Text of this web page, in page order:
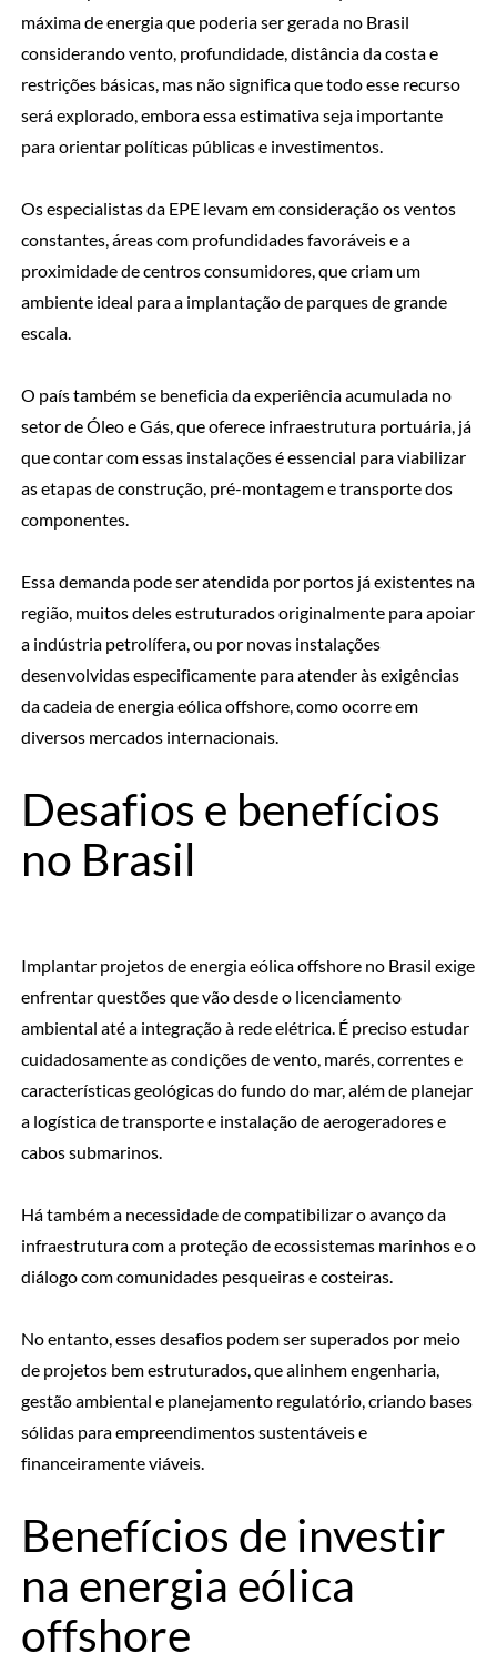
máxima de energia que poderia ser gerada no Brasil
considerando vento, profundidade, distância da costa e
restrições básicas, mas não significa que todo esse recurso
será explorado, embora essa estimativa seja importante
para orientar políticas públicas e investimentos.
Os especialistas da EPE levam em consideração os ventos
constantes, áreas com profundidades favoráveis e a
proximidade de centros consumidores, que criam um
ambiente ideal para a implantação de parques de grande
escala.
O país também se beneficia da experiência acumulada no
setor de Óleo e Gás, que oferece infraestrutura portuária, já
que contar com essas instalações é essencial para viabilizar
as etapas de construção, pré-montagem e transporte dos
componentes.
Essa demanda pode ser atendida por portos já existentes na
região, muitos deles estruturados originalmente para apoiar
a indústria petrolífera, ou por novas instalações
desenvolvidas especificamente para atender às exigências
da cadeia de energia eólica offshore, como ocorre em
diversos mercados internacionais.
Desafios e benefícios
no Brasil
Implantar projetos de energia eólica offshore no Brasil exige
enfrentar questões que vão desde o licenciamento
ambiental até a integração à rede elétrica. É preciso estudar
cuidadosamente as condições de vento, marés, correntes e
características geológicas do fundo do mar, além de planejar
a logística de transporte e instalação de aerogeradores e
cabos submarinos.
Há também a necessidade de compatibilizar o avanço da
infraestrutura com a proteção de ecossistemas marinhos e o
diálogo com comunidades pesqueiras e costeiras.
No entanto, esses desafios podem ser superados por meio
de projetos bem estruturados, que alinhem engenharia,
gestão ambiental e planejamento regulatório, criando bases
sólidas para empreendimentos sustentáveis e
financeiramente viáveis.
Benefícios de investir
na energia eólica
offshore